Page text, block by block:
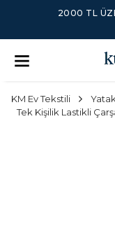
2000 TL
KM Ev Tekstili
Tek Kişilik Lastikli